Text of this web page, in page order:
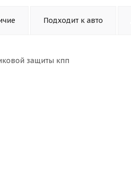
Подходит к авто
защиты кпп